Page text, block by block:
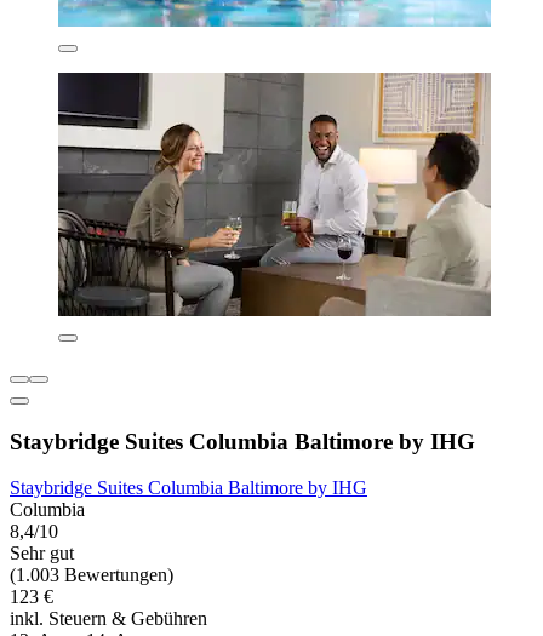
Staybridge Suites Columbia Baltimore by IHG
Staybridge Suites Columbia Baltimore by IHG
Columbia
8,4/10
Sehr gut
(1.003 Bewertungen)
123 €
inkl. Steuern & Gebühren